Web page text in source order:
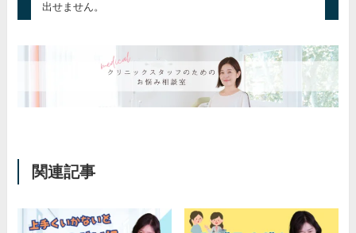
出せません。
関連記事